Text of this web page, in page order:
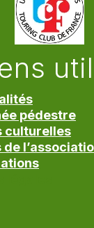
pédestre
culturelles
de